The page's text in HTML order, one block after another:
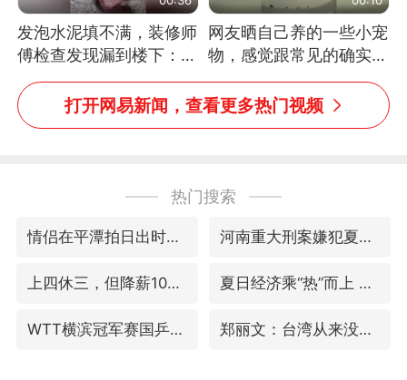
发泡水泥填不满，装修师
傅检查发现漏到楼下：出
风口未延伸到外墙
网友晒自己养的一些小宠
物，感觉跟常见的确实有
些不一样
打开网易新闻，查看更多热门视频
热门搜索
情侣在平潭拍日出时坠崖致一死一伤 河南重大刑案嫌犯夏某钢落网
上四休三，但降薪1000元，你接受吗？ 夏日经济乘“热”而上 消费市场向“新”而行
WTT横滨冠军赛国乒女单三将晋级四强 郑丽文：台湾从来没有“独立”过